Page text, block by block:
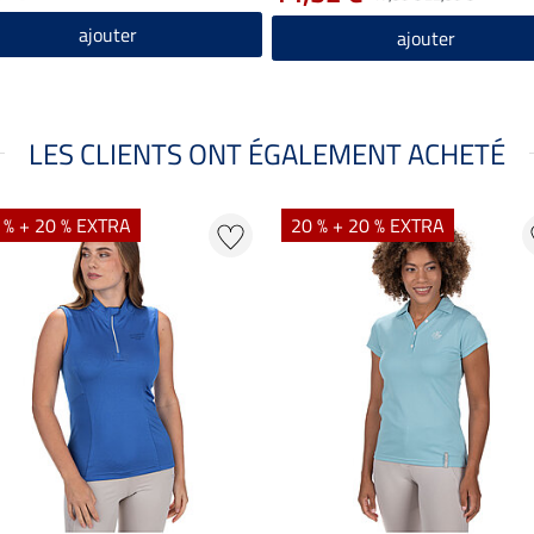
ajouter ajouter
LES CLIENTS ONT ÉGALEMENT ACHETÉ
+ 20 % EXTRA 20 % + 20 % EXTRA